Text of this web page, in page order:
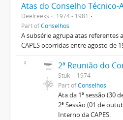
Deelreeks
1974 - 1981
Part ofConselhos
A subsérie agrupa atas referentes
CAPES ocorridas entre agosto de
Stuk
1974
Part ofConselhos
Ata da 1ª sessão (30
2ª Sessão (01 de
Interno da CAPES.